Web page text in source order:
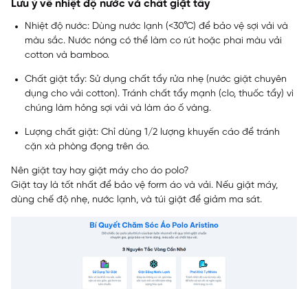
Lưu ý về nhiệt độ nước và chất giặt tẩy
Nhiệt độ nước: Dùng nước lạnh (<30°C) để bảo vệ sợi vải và
màu sắc. Nước nóng có thể làm co rút hoặc phai màu vải
cotton và bamboo.
Chất giặt tẩy: Sử dụng chất tẩy rửa nhẹ (nước giặt chuyên
dụng cho vải cotton). Tránh chất tẩy mạnh (clo, thuốc tẩy) vì
chúng làm hỏng sợi vải và làm áo ố vàng.
Lượng chất giặt: Chỉ dùng 1/2 lượng khuyến cáo để tránh
cặn xà phòng đọng trên áo.
Nên giặt tay hay giặt máy cho áo polo?
Giặt tay là tốt nhất để bảo vệ form áo và vải. Nếu giặt máy,
dùng chế độ nhẹ, nước lạnh, và túi giặt để giảm ma sát.